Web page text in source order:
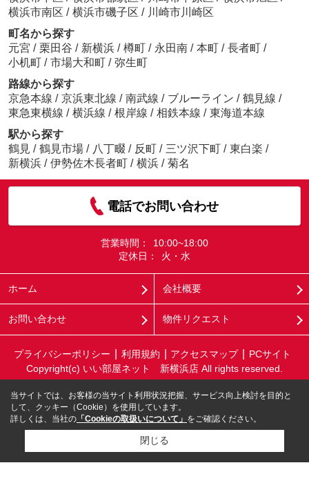
横浜市南区 / 横浜市磯子区 / 川崎市川崎区
町名から探す
元宮 / 栗田谷 / 新横浜 / 樽町 / 永田南 / 本町 / 長者町 /
小机町 / 市場大和町 / 弥生町
路線から探す
京急本線 / 京浜東北線 / 南武線 / ブルーライン / 鶴見線 /
東急東横線 / 横浜線 / 根岸線 / 相鉄本線 / 東海道本線
駅から探す
鶴見 / 鶴見市場 / 八丁畷 / 反町 / 三ツ沢下町 / 東白楽 /
新横浜 / 伊勢佐木長者町 / 横浜 / 菊名
電話でお問い合わせ
営業時間：
10:00~18:00
定休日：
火・水
ホーム 会社概要
お問い合わせ 物件リクエスト
プライバシーポリシー 利用規約 アクセスマップ
PCサイト
Copyright(c) いい部屋ネット 新横浜店 All rights reserved.
当サイトでは、お客様の当サイト利用状況把握、サービス向上検討を目的と
して、クッキー（Cookie）を使用しています。
詳しくは、当社の 「Cookieの取扱いについて」 をご確認ください。
閉じる